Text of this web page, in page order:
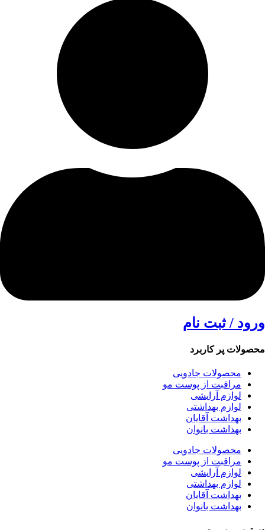
ورود / ثبت نام
محصولات پر کاربرد
محصولات جادویی
مراقبت از پوست مو
لوازم آرایشی
لوازم بهداشتی
بهداشت آقایان
بهداشت بانوان
محصولات جادویی
مراقبت از پوست مو
لوازم آرایشی
لوازم بهداشتی
بهداشت آقایان
بهداشت بانوان